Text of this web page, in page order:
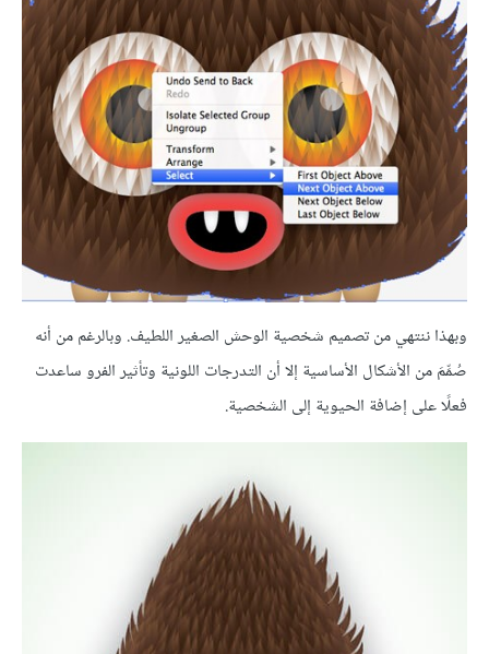
وبهذا ننتهي من تصميم شخصية الوحش الصغير اللطيف. وبالرغم من أنه
صُمِّمَ من الأشكال الأساسية إلا أن التدرجات اللونية وتأثير الفرو ساعدت
فعلًا على إضافة الحيوية إلى الشخصية.